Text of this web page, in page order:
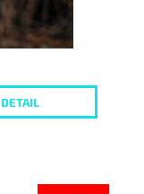
DETAIL